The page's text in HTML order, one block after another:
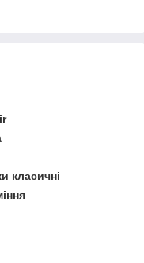
класичні